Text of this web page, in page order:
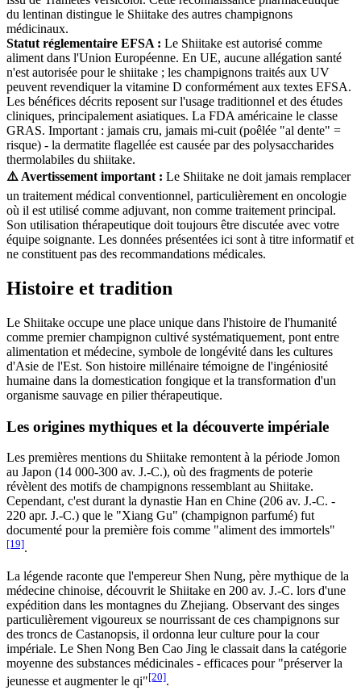
du lentinan distingue le Shiitake des autres champignons
médicinaux.
Statut réglementaire EFSA : Le Shiitake est autorisé comme
aliment dans l'Union Européenne. En UE, aucune allégation santé
n'est autorisée pour le shiitake ; les champignons traités aux UV
peuvent revendiquer la vitamine D conformément aux textes EFSA.
Les bénéfices décrits reposent sur l'usage traditionnel et des études
cliniques, principalement asiatiques. La FDA américaine le classe
GRAS. Important : jamais cru, jamais mi-cuit (poêlée "al dente" =
risque) - la dermatite flagellée est causée par des polysaccharides
thermolabiles du shiitake.
⚠️ Avertissement important : Le Shiitake ne doit jamais remplacer
un traitement médical conventionnel, particulièrement en oncologie
où il est utilisé comme adjuvant, non comme traitement principal.
Son utilisation thérapeutique doit toujours être discutée avec votre
équipe soignante. Les données présentées ici sont à titre informatif et
ne constituent pas des recommandations médicales.
Histoire et tradition
Le Shiitake occupe une place unique dans l'histoire de l'humanité
comme premier champignon cultivé systématiquement, pont entre
alimentation et médecine, symbole de longévité dans les cultures
d'Asie de l'Est. Son histoire millénaire témoigne de l'ingéniosité
humaine dans la domestication fongique et la transformation d'un
organisme sauvage en pilier thérapeutique.
Les origines mythiques et la découverte impériale
Les premières mentions du Shiitake remontent à la période Jomon
au Japon (14 000-300 av. J.-C.), où des fragments de poterie
révèlent des motifs de champignons ressemblant au Shiitake.
Cependant, c'est durant la dynastie Han en Chine (206 av. J.-C. -
220 apr. J.-C.) que le "Xiang Gu" (champignon parfumé) fut
documenté pour la première fois comme "aliment des immortels"
[19].
La légende raconte que l'empereur Shen Nung, père mythique de la
médecine chinoise, découvrit le Shiitake en 200 av. J.-C. lors d'une
expédition dans les montagnes du Zhejiang. Observant des singes
particulièrement vigoureux se nourrissant de ces champignons sur
des troncs de Castanopsis, il ordonna leur culture pour la cour
impériale. Le Shen Nong Ben Cao Jing le classait dans la catégorie
moyenne des substances médicinales - efficaces pour "préserver la
jeunesse et augmenter le qi"[20].